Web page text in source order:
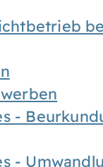
-
-